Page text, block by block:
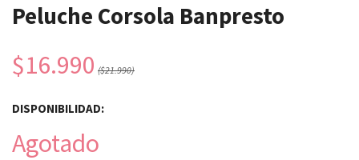
Peluche Corsola Banpresto
$16.990 ($21.990)
DISPONIBILIDAD:
Agotado